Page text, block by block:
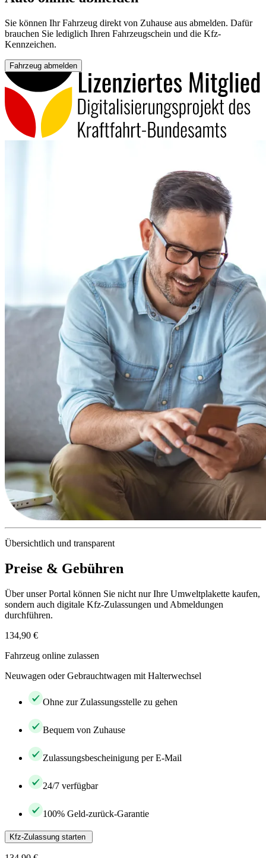
Sie können Ihr Fahrzeug direkt von Zuhause aus abmelden. Dafür
brauchen Sie lediglich Ihren Fahrzeugschein und die Kfz-
Kennzeichen.
Fahrzeug abmelden
Übersichtlich und transparent
Preise & Gebühren
Über unser Portal können Sie nicht nur Ihre Umweltplakette kaufen,
sondern auch digitale Kfz-Zulassungen und Abmeldungen
durchführen.
134,90 €
Fahrzeug online zulassen
Neuwagen oder Gebrauchtwagen mit Halterwechsel
Ohne zur Zulassungsstelle zu gehen
Bequem von Zuhause
Zulassungsbescheinigung per E-Mail
24/7 verfügbar
100% Geld-zurück-Garantie
Kfz-Zulassung starten